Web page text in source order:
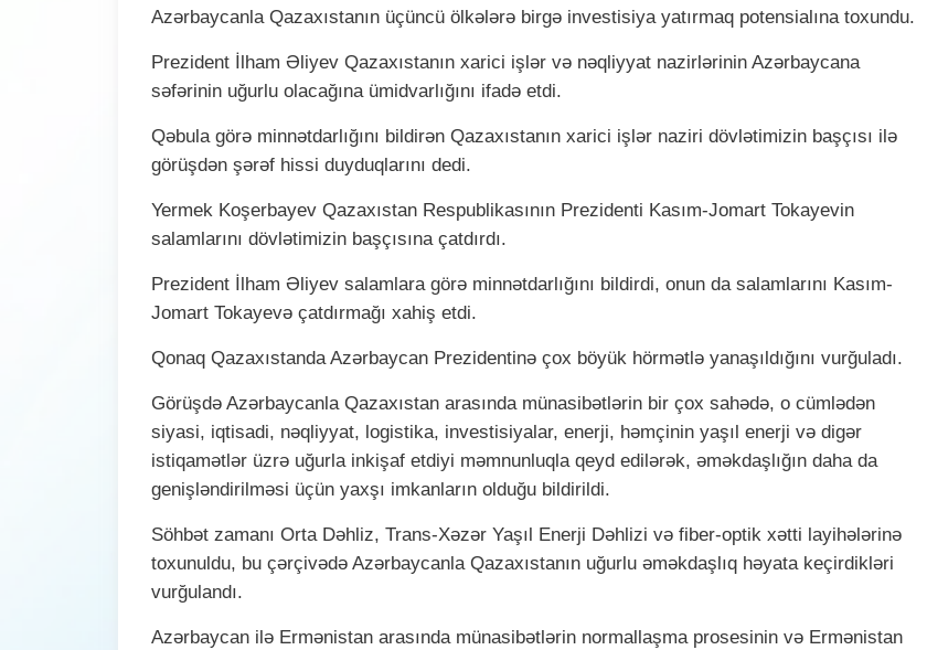
Azərbaycanla Qazaxıstanın üçüncü ölkələrə birgə investisiya yatırmaq potensialına toxundu.
Prezident İlham Əliyev Qazaxıstanın xarici işlər və nəqliyyat nazirlərinin Azərbaycana
səfərinin uğurlu olacağına ümidvarlığını ifadə etdi.
Qəbula görə minnətdarlığını bildirən Qazaxıstanın xarici işlər naziri dövlətimizin başçısı ilə
görüşdən şərəf hissi duyduqlarını dedi.
Yermek Koşerbayev Qazaxıstan Respublikasının Prezidenti Kasım-Jomart Tokayevin
salamlarını dövlətimizin başçısına çatdırdı.
Prezident İlham Əliyev salamlara görə minnətdarlığını bildirdi, onun da salamlarını Kasım-
Jomart Tokayevə çatdırmağı xahiş etdi.
Qonaq Qazaxıstanda Azərbaycan Prezidentinə çox böyük hörmətlə yanaşıldığını vurğuladı.
Görüşdə Azərbaycanla Qazaxıstan arasında münasibətlərin bir çox sahədə, o cümlədən
siyasi, iqtisadi, nəqliyyat, logistika, investisiyalar, enerji, həmçinin yaşıl enerji və digər
istiqamətlər üzrə uğurla inkişaf etdiyi məmnunluqla qeyd edilərək, əməkdaşlığın daha da
genişləndirilməsi üçün yaxşı imkanların olduğu bildirildi.
Söhbət zamanı Orta Dəhliz, Trans-Xəzər Yaşıl Enerji Dəhlizi və fiber-optik xətti layihələrinə
toxunuldu, bu çərçivədə Azərbaycanla Qazaxıstanın uğurlu əməkdaşlıq həyata keçirdikləri
vurğulandı.
Azərbaycan ilə Ermənistan arasında münasibətlərin normallaşma prosesinin və Ermənistan